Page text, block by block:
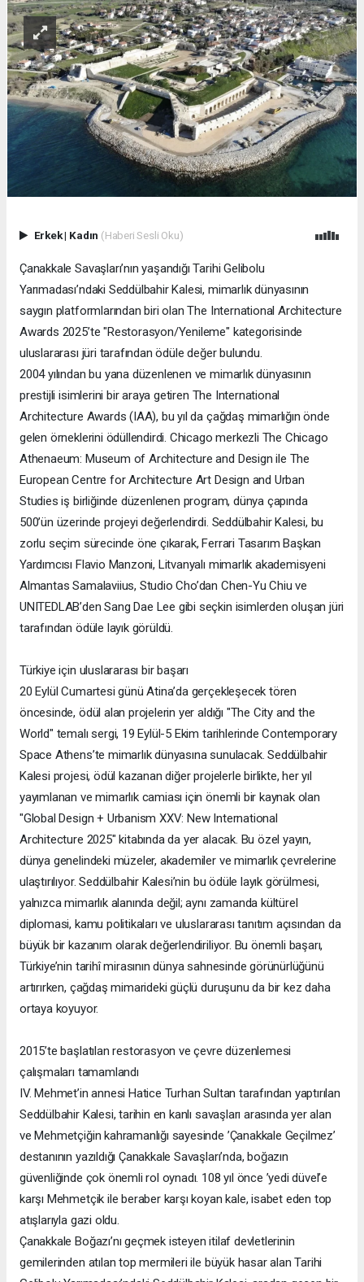
Erkek| Kadın (Haberi Sesli Oku)
Çanakkale Savaşları’nın yaşandığı Tarihi Gelibolu
Yarımadası’ndaki Seddülbahir Kalesi, mimarlık dünyasının
saygın platformlarından biri olan The International Architecture
Awards 2025’te "Restorasyon/Yenileme" kategorisinde
uluslararası jüri tarafından ödüle değer bulundu.
2004 yılından bu yana düzenlenen ve mimarlık dünyasının
prestijli isimlerini bir araya getiren The International
Architecture Awards (IAA), bu yıl da çağdaş mimarlığın önde
gelen örneklerini ödüllendirdi. Chicago merkezli The Chicago
Athenaeum: Museum of Architecture and Design ile The
European Centre for Architecture Art Design and Urban
Studies iş birliğinde düzenlenen program, dünya çapında
500’ün üzerinde projeyi değerlendirdi. Seddülbahir Kalesi, bu
zorlu seçim sürecinde öne çıkarak, Ferrari Tasarım Başkan
Yardımcısı Flavio Manzoni, Litvanyalı mimarlık akademisyeni
Almantas Samalaviius, Studio Cho’dan Chen-Yu Chiu ve
UNITEDLAB’den Sang Dae Lee gibi seçkin isimlerden oluşan jüri
tarafından ödüle layık görüldü.
Türkiye için uluslararası bir başarı
20 Eylül Cumartesi günü Atina’da gerçekleşecek tören
öncesinde, ödül alan projelerin yer aldığı "The City and the
World" temalı sergi, 19 Eylül-5 Ekim tarihlerinde Contemporary
Space Athens’te mimarlık dünyasına sunulacak. Seddülbahir
Kalesi projesi, ödül kazanan diğer projelerle birlikte, her yıl
yayımlanan ve mimarlık camiası için önemli bir kaynak olan
"Global Design + Urbanism XXV: New International
Architecture 2025" kitabında da yer alacak. Bu özel yayın,
dünya genelindeki müzeler, akademiler ve mimarlık çevrelerine
ulaştırılıyor. Seddülbahir Kalesi’nin bu ödüle layık görülmesi,
yalnızca mimarlık alanında değil; aynı zamanda kültürel
diplomasi, kamu politikaları ve uluslararası tanıtım açısından da
büyük bir kazanım olarak değerlendiriliyor. Bu önemli başarı,
Türkiye’nin tarihî mirasının dünya sahnesinde görünürlüğünü
artırırken, çağdaş mimarideki güçlü duruşunu da bir kez daha
ortaya koyuyor.
2015’te başlatılan restorasyon ve çevre düzenlemesi
çalışmaları tamamlandı
IV. Mehmet’in annesi Hatice Turhan Sultan tarafından yaptırılan
Seddülbahir Kalesi, tarihin en kanlı savaşları arasında yer alan
ve Mehmetçiğin kahramanlığı sayesinde ’Çanakkale Geçilmez’
destanının yazıldığı Çanakkale Savaşları’nda, boğazın
güvenliğinde çok önemli rol oynadı. 108 yıl önce ’yedi düvel’e
karşı Mehmetçik ile beraber karşı koyan kale, isabet eden top
atışlarıyla gazi oldu.
Çanakkale Boğazı’nı geçmek isteyen itilaf devletlerinin
gemilerinden atılan top mermileri ile büyük hasar alan Tarihi